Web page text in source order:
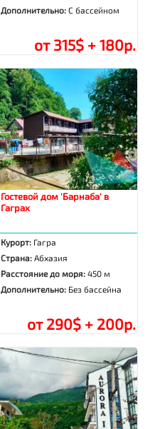
Дополнительно:С бассейном
от 315$ + 180р.
Гостевой дом 'Барнаба' в
Гаграх
Курорт: Гагра
Страна: Абхазия
Расстояние до моря:450 м
Дополнительно: Без бассейна
от 290$ + 200р.